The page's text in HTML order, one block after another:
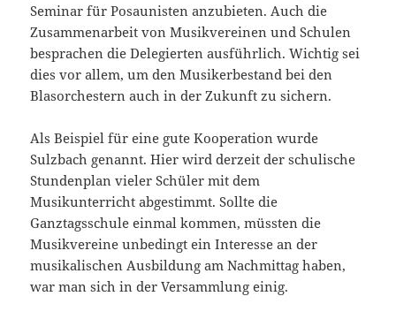
Seminar für Posaunisten anzubieten. Auch die
Zusammenarbeit von Musikvereinen und Schulen
besprachen die Delegierten ausführlich. Wichtig sei
dies vor allem, um den Musikerbestand bei den
Blasorchestern auch in der Zukunft zu sichern.
Als Beispiel für eine gute Kooperation wurde
Sulzbach genannt. Hier wird derzeit der schulische
Stundenplan vieler Schüler mit dem
Musikunterricht abgestimmt. Sollte die
Ganztagsschule einmal kommen, müssten die
Musikvereine unbedingt ein Interesse an der
musikalischen Ausbildung am Nachmittag haben,
war man sich in der Versammlung einig.